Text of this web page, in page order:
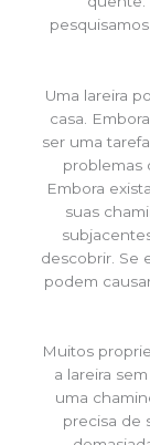
Uma lareira
casa.
ser uma
problemas
Embora
suas
descobrir. Se
podem
Muitos
a lareira
uma
precisa de